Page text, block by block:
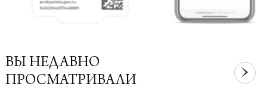
ВЫ НЕДАВНО
ПРОСМАТРИВАЛИ